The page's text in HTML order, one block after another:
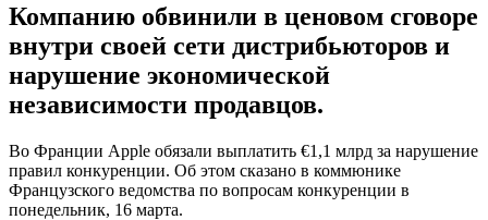
Компанию обвинили в ценовом сговоре
внутри своей сети дистрибьюторов и
нарушение экономической
независимости продавцов.
Во Франции Apple обязали выплатить €1,1 млрд за нарушение
правил конкуренции. Об этом сказано в коммюнике
Французского ведомства по вопросам конкуренции в
понедельник, 16 марта.